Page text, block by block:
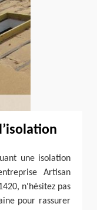
une isolation
Artisan
n'hésitez pas
pour rassurer